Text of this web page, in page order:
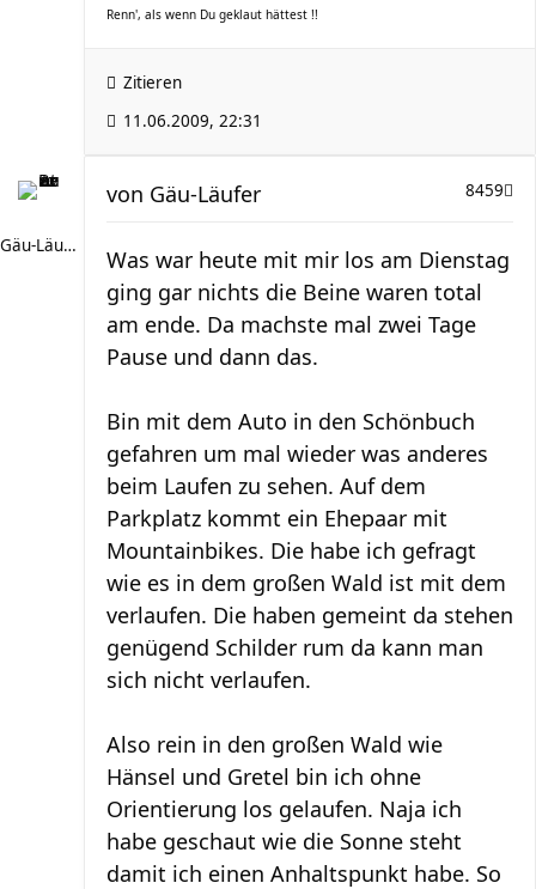
Renn', als wenn Du geklaut hättest !!
Zitieren
11.06.2009, 22:31
Gäu-Läufer
8459
von Gäu-Läufer
Was war heute mit mir los am Dienstag
ging gar nichts die Beine waren total
am ende. Da machste mal zwei Tage
Pause und dann das.
Bin mit dem Auto in den Schönbuch
gefahren um mal wieder was anderes
beim Laufen zu sehen. Auf dem
Parkplatz kommt ein Ehepaar mit
Mountainbikes. Die habe ich gefragt
wie es in dem großen Wald ist mit dem
verlaufen. Die haben gemeint da stehen
genügend Schilder rum da kann man
sich nicht verlaufen.
Also rein in den großen Wald wie
Hänsel und Gretel bin ich ohne
Orientierung los gelaufen. Naja ich
habe geschaut wie die Sonne steht
damit ich einen Anhaltspunkt habe. So